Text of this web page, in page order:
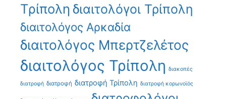
Τρίπολη διαιτολόγοι Τρίπολη
διαιτολόγος Αρκαδία
διαιτολόγος Μπερτζελέτος
διαιτολόγος Τρίπολη διακοπές
διατροφή διατροφή διατροφή Τρίπολη διατροφή κορωνοϊός